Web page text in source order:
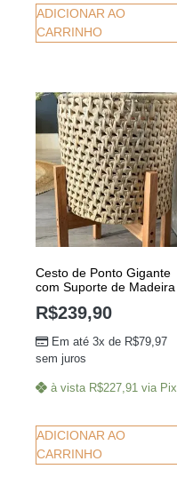
ADICIONAR AO
CARRINHO
Cesto de Ponto Gigante
com Suporte de Madeira
R$239,90
Em até 3x de R$79,97
sem juros
à vista R$227,91 via Pix
ADICIONAR AO
CARRINHO